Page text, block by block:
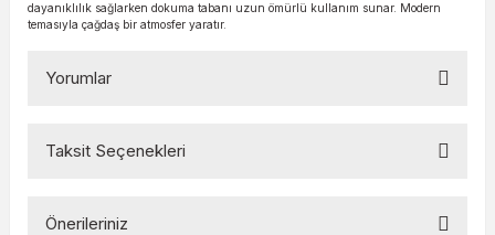
dayanıklılık sağlarken dokuma tabanı uzun ömürlü kullanım sunar. Modern
temasıyla çağdaş bir atmosfer yaratır.
Yorumlar
Taksit Seçenekleri
Önerileriniz